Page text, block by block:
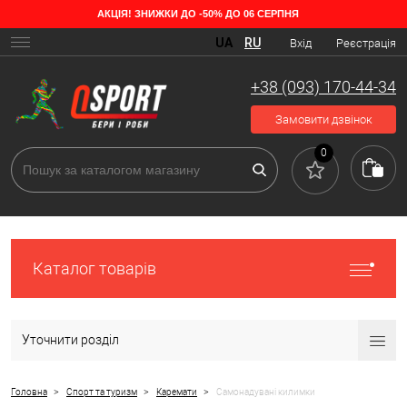
Особливості надувних килимків
Комфортний килимок для туристичних походів та кемпінгу – це
надування. Внутрішнім наповнювачем виступає пресована піна,
схожа на властивості з поролоном; коли всередину виробу
потрапляє повітря, вона стає більшою, при цьому створюється
враження. що матрац накачується сам собою.
АКЦІЯ! ЗНИЖКИ ДО -50% ДО 06 СЕРПНЯ
Вхід Реєстрація
UA RU
+38 (093) 170-44-34
Замовити дзвінок
0
Каталог товарів
Уточнити розділ
Головна > Спорт та туризм > Каремати > Самонадувані килимки